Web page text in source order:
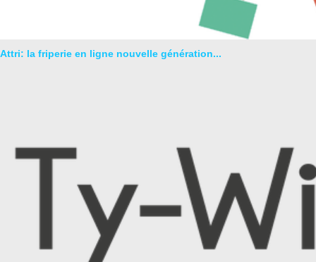
Attri: la friperie en ligne nouvelle génération...